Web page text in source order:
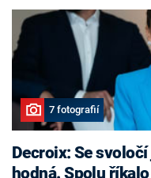
7 fotografií
Decroix: Se
hodná. Spolu